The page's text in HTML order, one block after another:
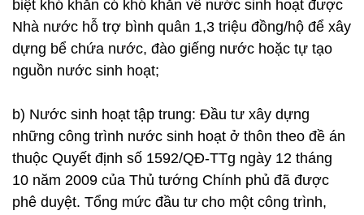
biệt khó khăn có khó khăn về nước sinh hoạt được
Nhà nước hỗ trợ bình quân 1,3 triệu đồng/hộ để xây
dựng bể chứa nước, đào giếng nước hoặc tự tạo
nguồn nước sinh hoạt;
b) Nước sinh hoạt tập trung: Đầu tư xây dựng
những công trình nước sinh hoạt ở thôn theo đề án
thuộc Quyết định số 1592/QĐ-TTg ngày 12 tháng
10 năm 2009 của Thủ tướng Chính phủ đã được
phê duyệt. Tổng mức đầu tư cho một công trình,